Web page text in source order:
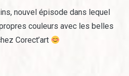
nouvel épisode dans lequel
couleurs avec les belles
Corect’art